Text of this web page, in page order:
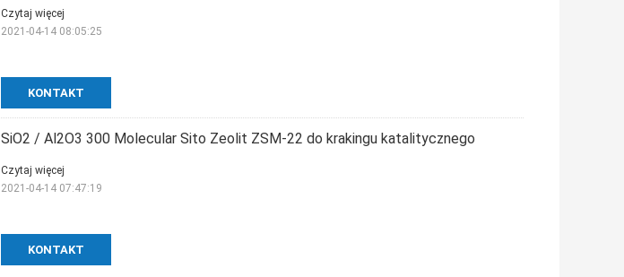
KONTAKT
Czytaj więcej
2021-04-14 08:05:25
SiO2 / Al2O3 300 Molecular Sito Zeolit ​​ZSM-22 do krakingu katalitycznego
KONTAKT
Czytaj więcej
2021-04-14 07:47:19